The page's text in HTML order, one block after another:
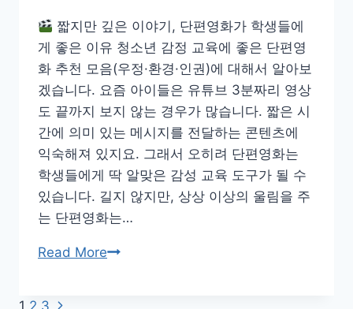
토
론
수
업
가
이
드
짧지만 깊은 이야기, 단편영화가 학생들에
게 좋은 이유 청소년 감정 교육에 좋은 단편영
화 추천 모음(우정·환경·인권)에 대해서 알아보
겠습니다. 요즘 아이들은 유튜브 3분짜리 영상
도 끝까지 보지 않는 경우가 많습니다. 짧은 시
간에 의미 있는 메시지를 전달하는 콘텐츠에
익숙해져 있지요. 그래서 오히려 단편영화는
학생들에게 딱 알맞은 감성 교육 도구가 될 수
있습니다. 길지 않지만, 상상 이상의 울림을 주
는 단편영화는…
Read More청
1 2 3 Next